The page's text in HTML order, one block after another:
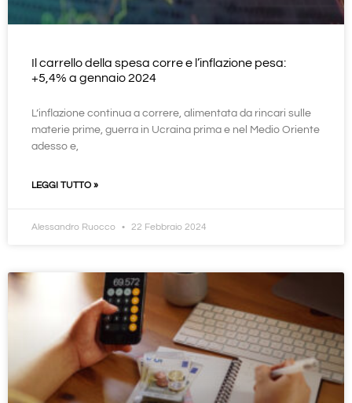
Il carrello della spesa corre e l’inflazione pesa:
+5,4% a gennaio 2024
L’inflazione continua a correre, alimentata da rincari sulle
materie prime, guerra in Ucraina prima e nel Medio Oriente
adesso e,
LEGGI TUTTO »
Alessandro Ruocco 22 Febbraio 2024